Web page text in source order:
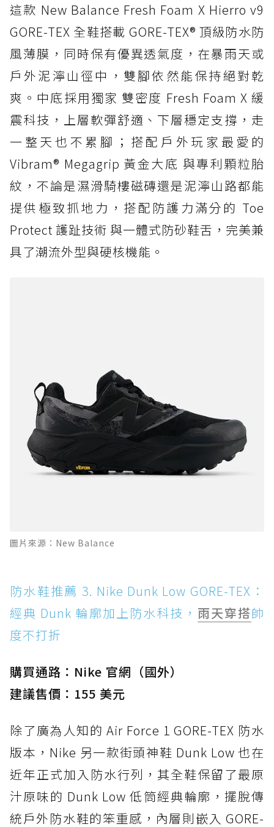
這款 New Balance Fresh Foam X Hierro v9
GORE-TEX 全鞋搭載 GORE-TEX® 頂級防水防
風薄膜，同時保有優異透氣度，在暴雨天或
戶外泥濘山徑中，雙腳依然能保持絕對乾
爽。中底採用獨家 雙密度 Fresh Foam X 緩
震科技，上層軟彈舒適、下層穩定支撐，走
一整天也不累腳；搭配戶外玩家最愛的
Vibram® Megagrip 黃金大底 與專利顆粒胎
紋，不論是濕滑騎樓磁磚還是泥濘山路都能
提供極致抓地力，搭配防護力滿分的 Toe
Protect 護趾技術 與一體式防砂鞋舌，完美兼
具了潮流外型與硬核機能。
圖片來源：New Balance
防水鞋推薦 3. Nike Dunk Low GORE-TEX：
經典 Dunk 輪廓加上防水科技， 雨天穿搭帥
度不打折
購買通路：Nike 官網（國外）
建議售價：155 美元
除了廣為人知的 Air Force 1 GORE-TEX 防水
版本，Nike 另一款街頭神鞋 Dunk Low 也在
近年正式加入防水行列，其全鞋保留了最原
汁原味的 Dunk Low 低筒經典輪廓，擺脫傳
統戶外防水鞋的笨重感，內層則嵌入 GORE-